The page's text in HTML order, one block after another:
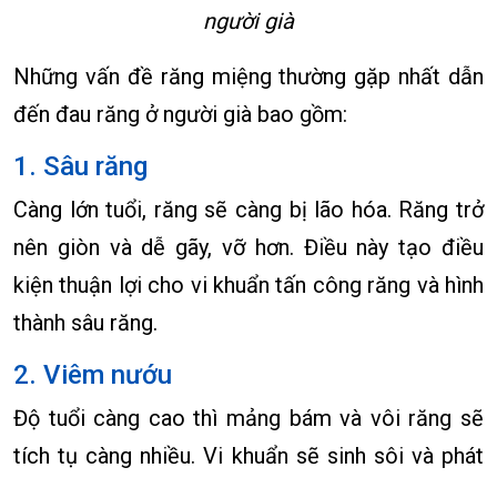
người già
Những vấn đề răng miệng thường gặp nhất dẫn
đến đau răng ở người già bao gồm:
1. Sâu răng
Càng lớn tuổi, răng sẽ càng bị lão hóa. Răng trở
nên giòn và dễ gãy, vỡ hơn. Điều này tạo điều
kiện thuận lợi cho vi khuẩn tấn công răng và hình
thành sâu răng.
2. Viêm nướu
Độ tuổi càng cao thì mảng bám và vôi răng sẽ
tích tụ càng nhiều. Vi khuẩn sẽ sinh sôi và phát